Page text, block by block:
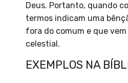
Deus. Portanto, quando
termos indicam uma
fora do comum e que
celestial.
EXEMPLOS NA